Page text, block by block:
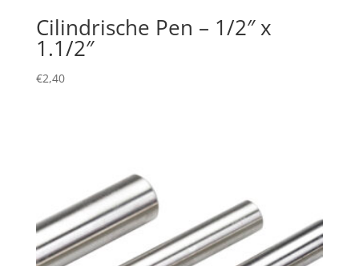
Cilindrische Pen – 1/2″ x
1.1/2″
€2,40